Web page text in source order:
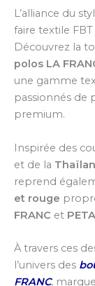
Thaïlandaises
-
Tailles
EU/US
L’alliance du
faire textile FBT
Découvrez la
polos LA
une gamme
passionnés de
premium.
Inspirée des
et de la
reprend
et rouge
FRANC et
À travers ces
l’univers des
FRANC,